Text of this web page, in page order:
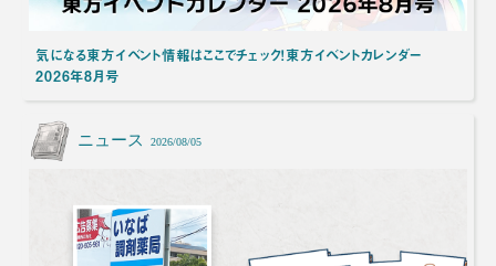
気になる東方イベント情報はここでチェック！東方イベントカレンダー
2026年8月号
ニュース 2026/08/05